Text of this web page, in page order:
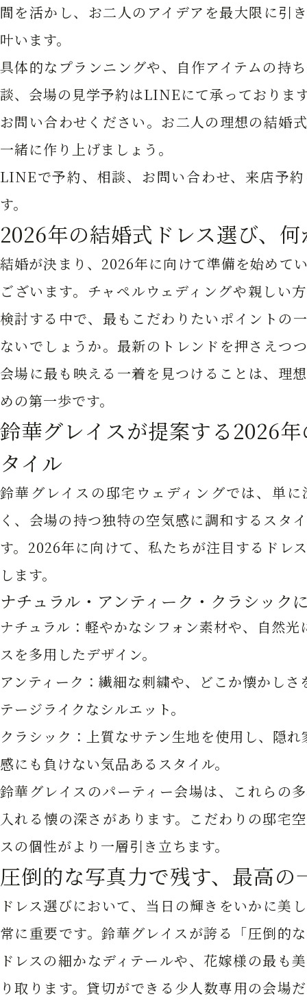
間を活かし、お二人のアイデアを最大限に引
叶います。
具体的なプランニングや、自作アイテムの持
談、会場の見学予約はLINEにて承っておりま
お問い合わせください。お二人の理想の結婚
一緒に作り上げましょう。
LINEで予約、相談、お問い合わせ、来店予
す。
2026年の結婚式ドレス選び、
結婚が決まり、2026年に向けて準備を始めて
ございます。チャペルウェディングや親しい
検討する中で、最もこだわりたいポイントの
ないでしょうか。最新のトレンドを押さえつ
会場に最も映える一着を見つけることは、理
めの第一歩です。
鈴華グレイスが提案する2026
タイル
鈴華グレイスの邸宅ウェディングでは、単
く、会場の持つ独特の空気感に調和するスタ
す。2026年に向けて、私たちが注目するドレ
します。
ナチュラル・アンティーク・クラシック
ナチュラル：軽やかなシフォン素材や、自然
スを多用したデザイン。
アンティーク：繊細な刺繍や、どこか懐かし
テージライクなシルエット。
クラシック：上質なサテン生地を使用し、隠
感にも負けない気品あるスタイル。
鈴華グレイスのパーティー会場は、これらの
入れる懐の深さがあります。こだわりの邸宅
スの個性がより一層引き立ちます。
圧倒的な写真力で残す、最高の
ドレス選びにおいて、当日の輝きをいかに美
常に重要です。鈴華グレイスが誇る「圧倒的
ドレスの細かなディテールや、花嫁様の最も
り取ります。貸切ができる少人数専用の会場